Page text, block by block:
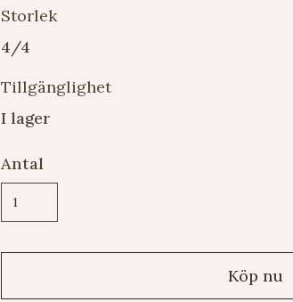
Storlek
4/4
Tillgänglighet
I lager
Antal